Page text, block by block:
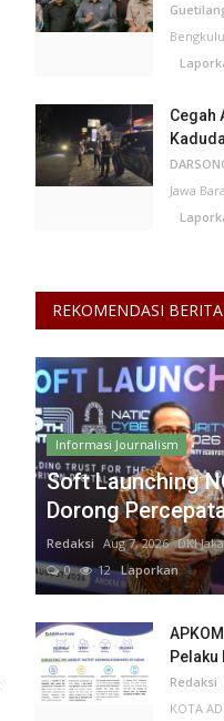
Bengkulu
Cegah
Jawa
REKOMENDASI BERITA
Informasi Journalism
Soft Launching
Dorong
Redaksi Aug 7, 2026 DKI
0
12Laporkan
Redaksi
KOTA